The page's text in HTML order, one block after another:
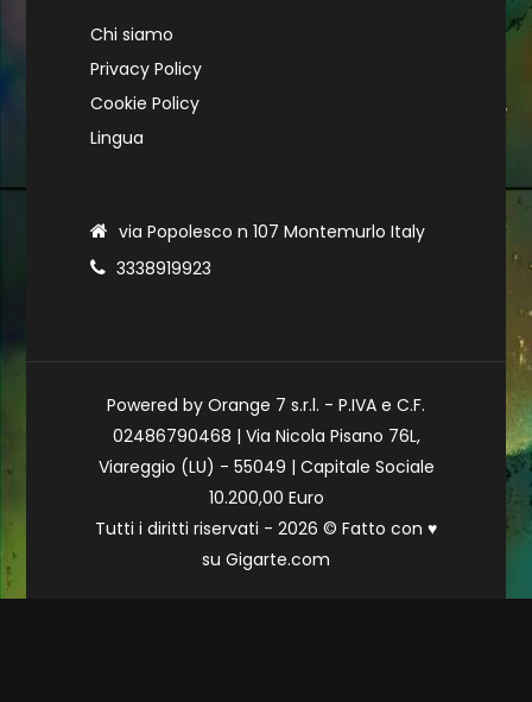
Chi siamo
Privacy Policy
Cookie Policy
Lingua
via Popolesco n 107 Montemurlo Italy
3338919923
Powered by Orange 7 s.r.l. - P.IVA e C.F.
02486790468 | Via Nicola Pisano 76L,
Viareggio (LU) - 55049 | Capitale Sociale
10.200,00 Euro
Tutti i diritti riservati - 2026 © Fatto con ♥
su Gigarte.com